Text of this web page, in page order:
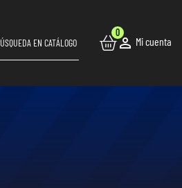
0
 Mi cuenta